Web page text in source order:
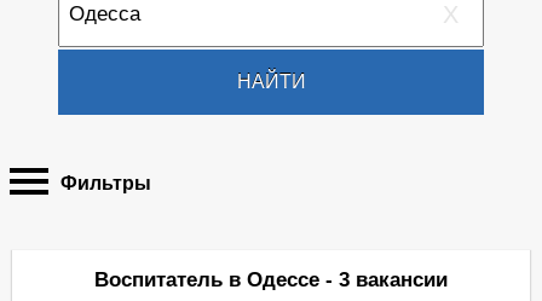
X
НАЙТИ
Фильтры
Воспитатель в Одессе - 3 вакансии